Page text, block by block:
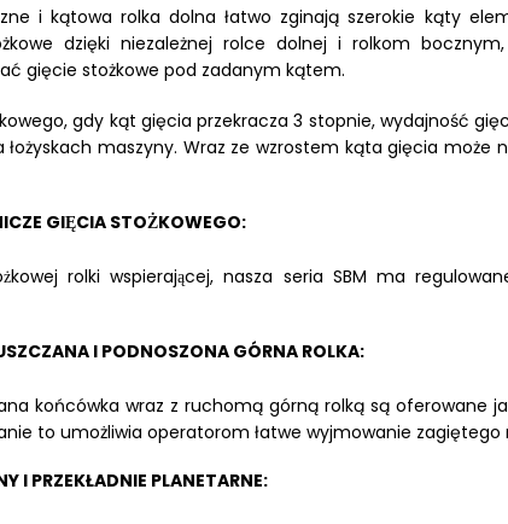
i kątowa rolka dolna łatwo zginają szerokie kąty
dzięki niezależnej rolce dolnej i rolkom
gięcie stożkowe pod zadanym kątem.
gdy kąt gięcia przekracza 3 stopnie, wydajność
łożyskach maszyny. Wraz ze wzrostem kąta gięcia może
GIĘCIA STOŻKOWEGO:
rolki wspierającej, nasza seria SBM ma
I PODNOSZONA GÓRNA ROLKA:
końcówka wraz z ruchomą górną rolką są oferowane
to umożliwia operatorom łatwe wyjmowanie zagiętego
I PRZEKŁADNIE PLANETARNE: